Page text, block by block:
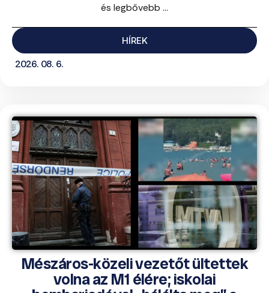
és legbővebb ...
HÍREK
2026. 08. 6.
Mészáros-közeli vezetőt ültettek
volna az M1 élére; iskolai